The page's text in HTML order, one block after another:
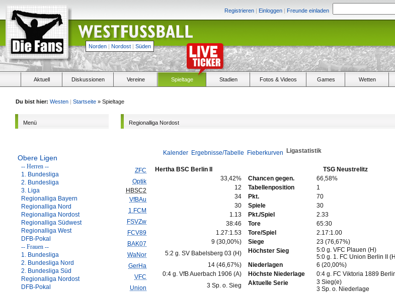
Registrieren | Einloggen | Freunde einladen
Norden | Nordost | Süden
Aktuell Diskussionen Vereine Spieltage Stadien Fotos & Videos Games Wetten
Du bist hier: Westen | Startseite » Spieltage
Menü
Obere Ligen
-- Herren --
1. Bundesliga
2. Bundesliga
3. Liga
Regionalliga Bayern
Regionalliga Nord
Regionalliga Nordost
Regionalliga Südwest
Regionalliga West
DFB-Pokal
-- Frauen --
1. Bundesliga
2. Bundesliga Nord
2. Bundesliga Süd
Regionalliga Nordost
DFB-Pokal
Regionalliga Nordost
Kalender Ergebnisse/Tabelle Fieberkurven Ligastatistik
ZFC
Optik
HBSC2
VfBAu
1.FCM
FSVZw
FCV89
BAK07
WaNor
GerHa
VFC
Union
Hertha BSC Berlin II
TSG Neustrelitz
33,42%
Chancen gegen.
66,58%
12
Tabellenposition
1
34
Pkt.
70
30
Spiele
30
1.13
Pkt./Spiel
2.33
38:46
Tore
65:30
1.27:1.53
Tore/Spiel
2.17:1.00
9 (30,00%)
Siege
23 (76,67%)
5:2 g. SV Babelsberg 03 (H)
Höchster Sieg
5:0 g. VFC Plauen (H)
5:0 g. 1. FC Union Berlin II
14 (46,67%)
Niederlagen
6 (20,00%)
0:4 g. VfB Auerbach 1906 (A)
Höchste Niederlage
0:4 g. FC Viktoria 1889
3 Sp. o. Sieg
Aktuelle Serie
3 Sieg(e)
3 Sp. o. Niederlage